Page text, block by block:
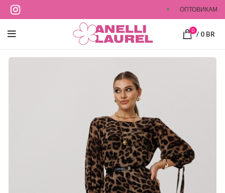
ОПТОВИКАМ
0 / 0 BR